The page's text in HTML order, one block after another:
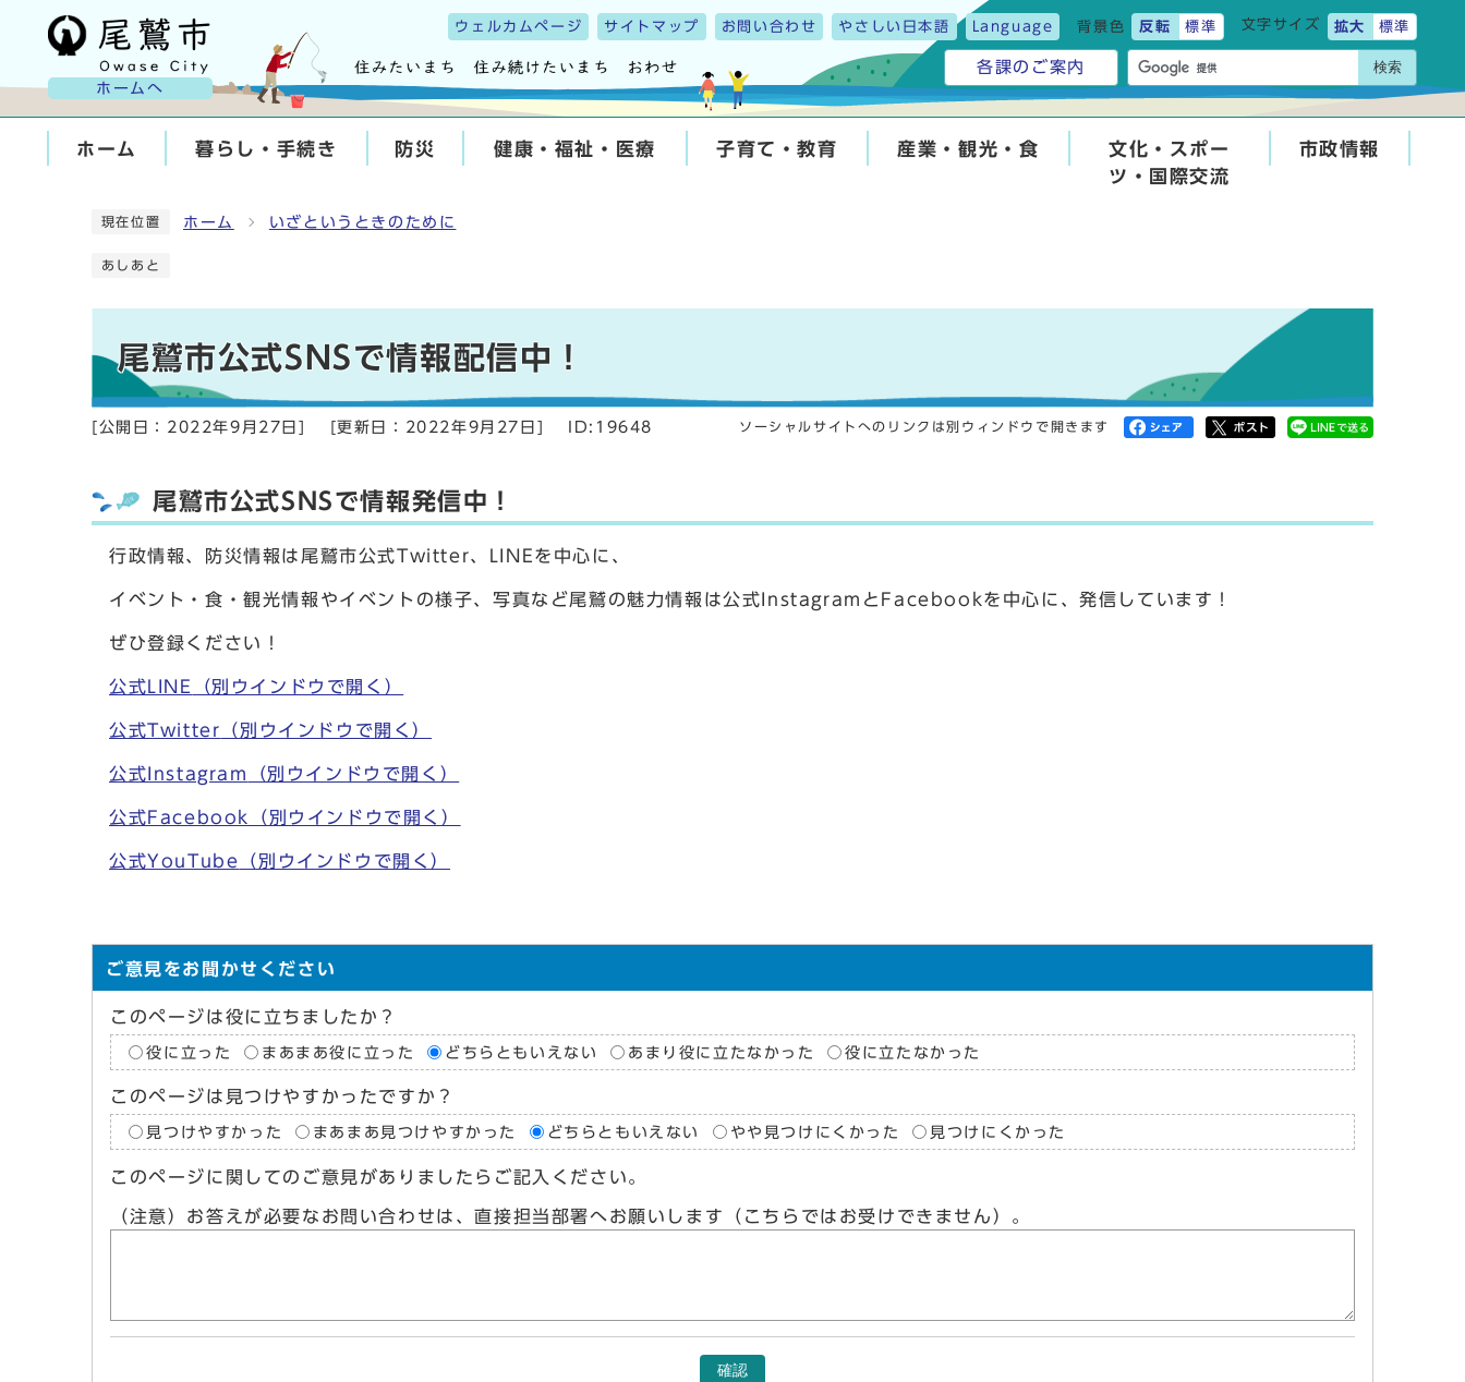
ホームへ
ウェルカムページ サイトマップ お問い合わせ やさしい日本語 Language 背景色 反転 標準 文字サイズ 拡大 標準
各課のご案内 検索
ホーム 暮らし・手続き 防災 健康・福祉・医療 子育て・教育 産業・観光・食
文化・スポー
ツ・国際交流
市政情報
現在位置 ホーム いざというときのために
あしあと
尾鷲市公式SNSで情報配信中！
[公開日： 2022年9月27日 [更新日： 2022年9月27日 ID:19648 ソーシャルサイトへのリンクは別ウィンドウで開きます
尾鷲市公式SNSで情報発信中！
行政情報、防災情報は尾鷲市公式Twitter、LINEを中心に、
イベント・食・観光情報やイベントの様子、写真など尾鷲の魅力情報は公式InstagramとFacebookを中心に、発信しています！
ぜひ登録ください！
公式LINE （別ウインドウで開く）
公式Twitter （別ウインドウで開く）
公式Instagram （別ウインドウで開く）
公式Facebook （別ウインドウで開く）
公式YouTube （別ウインドウで開く）
ご意見をお聞かせください
このページは役に立ちましたか？
役に立った まあまあ役に立った どちらともいえない あまり役に立たなかった 役に立たなかった
このページは見つけやすかったですか？
見つけやすかった まあまあ見つけやすかった どちらともいえない やや見つけにくかった 見つけにくかった
このページに関してのご意見がありましたらご記入ください。
（注意）お答えが必要なお問い合わせは、直接担当部署へお願いします（こちらではお受けできません）。
確認